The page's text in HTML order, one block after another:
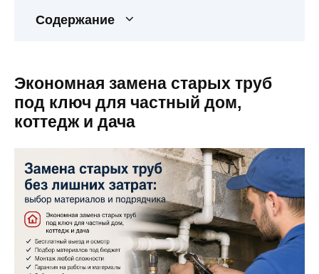
Содержание
Экономная замена старых труб
под ключ для частный дом,
коттедж и дача